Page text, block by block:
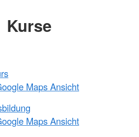
Kurse
Maps Ansicht
Maps Ansicht